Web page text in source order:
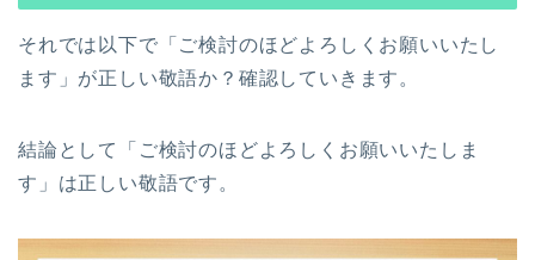
それでは以下で「ご検討のほどよろしくお願いいたし
ます」が正しい敬語か？確認していきます。
結論として「ご検討のほどよろしくお願いいたしま
す」は正しい敬語です。